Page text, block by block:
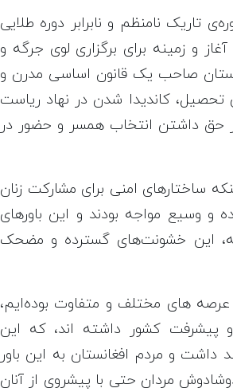
تاریک نامنظم و نابرابر دوره طلایی
جهانی آغاز و زمینه برای برگزاری لوی جرگه و
صاحب یک قانون اساسی مدرن و
تحصیل، کاندیدا شدن در نهاد ریاست
حق داشتن انتخاب همسر و حضور در
ساختارهای امنی برای مشارکت زنان
و وسیع مواجه بودند و این باورهای
اين خشونت‌های گسترده و مضحک
های مختلف و متفاوت بوده‌ایم،
پیشرفت کشور داشته اند، که این
و مردم افغانستان به این باور
مردان حتی با پیشروی از آنان